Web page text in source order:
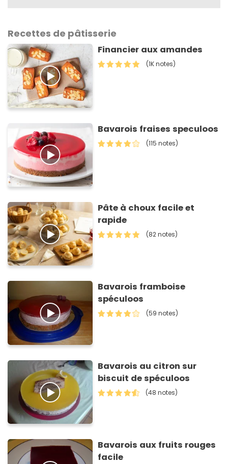
Recettes de pâtisserie
Financier aux amandes
(1K notes)
Bavarois fraises speculoos
(115 notes)
Pâte à choux facile et
rapide
(82 notes)
Bavarois framboise
spéculoos
(59 notes)
Bavarois au citron sur
biscuit de spéculoos
(48 notes)
Bavarois aux fruits rouges
facile